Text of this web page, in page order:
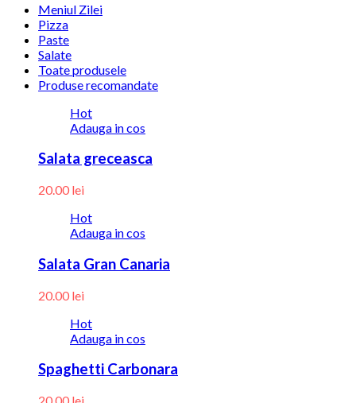
Meniul Zilei
Pizza
Paste
Salate
Toate produsele
Produse recomandate
Hot
Adauga in cos
Salata greceasca
20.00 lei
Hot
Adauga in cos
Salata Gran Canaria
20.00 lei
Hot
Adauga in cos
Spaghetti Carbonara